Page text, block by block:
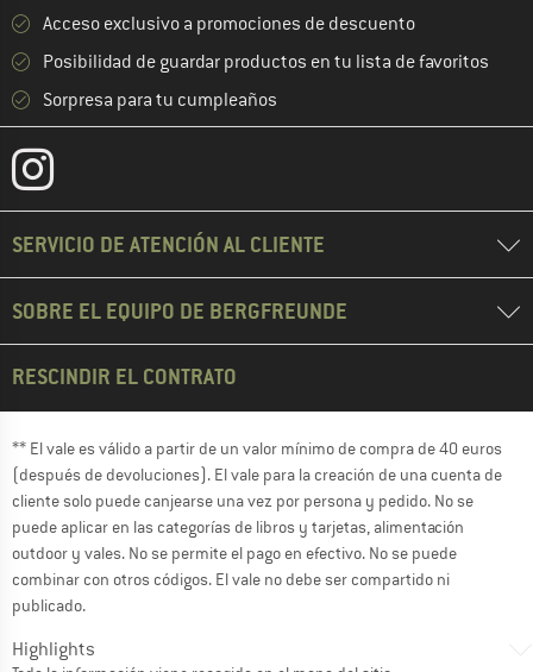
Acceso exclusivo a promociones de descuento
Posibilidad de guardar productos en tu lista de favoritos
Sorpresa para tu cumpleaños
SERVICIO DE ATENCIÓN AL CLIENTE
SOBRE EL EQUIPO DE BERGFREUNDE
RESCINDIR EL CONTRATO
** El vale es válido a partir de un valor mínimo de compra de 40 euros
(después de devoluciones). El vale para la creación de una cuenta de
cliente solo puede canjearse una vez por persona y pedido. No se
puede aplicar en las categorías de libros y tarjetas, alimentación
outdoor y vales. No se permite el pago en efectivo. No se puede
combinar con otros códigos. El vale no debe ser compartido ni
publicado.
Highlights